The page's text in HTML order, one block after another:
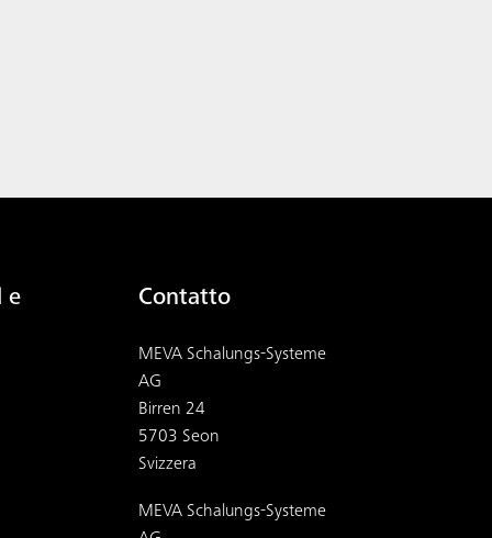
e
Contatto
MEVA Schalungs-Systeme
AG
Birren 24
5703 Seon
Svizzera
MEVA Schalungs-Systeme